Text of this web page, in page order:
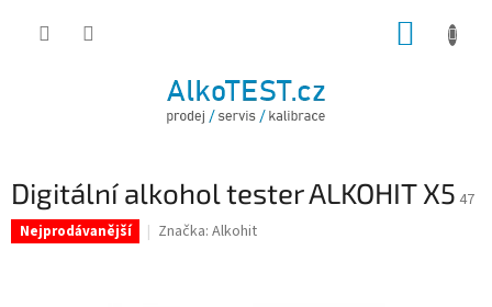
Digitální alkohol tester ALKOHIT X5 47
Nejprodávanější Značka: Alkohit